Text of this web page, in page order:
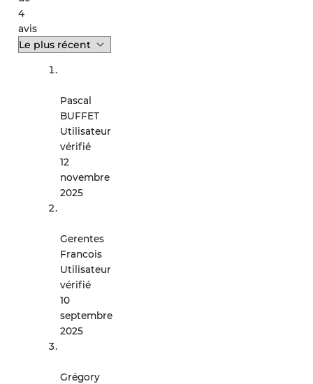
4
avis
Pascal
BUFFET
Utilisateur
vérifié
12
novembre
2025
Gerentes
Francois
Utilisateur
vérifié
10
septembre
2025
Grégory